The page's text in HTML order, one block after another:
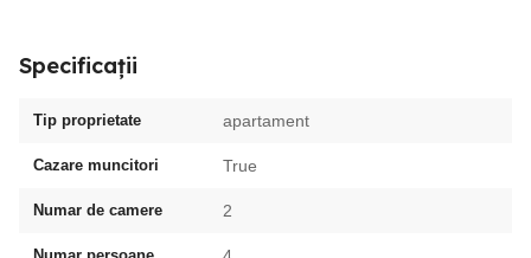
Specificații
Tip proprietate apartament
Cazare muncitori True
Numar de camere 2